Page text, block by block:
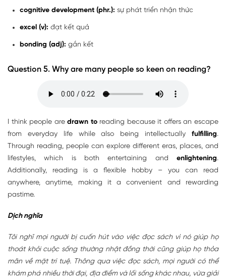
cognitive development (phr.): sự phát triển nhận thức
excel (v): đạt kết quả
bonding (adj): gắn kết
Question 5. Why are many people so keen on reading?
I think people aredrawn toreading because it offers an escape
from everyday life while also being intellectually fulfilling.
Through reading, people can explore different eras, places, and
lifestyles, which is both entertaining and enlightening.
Additionally, reading is a flexible hobby – you can read
anywhere, anytime, making it a convenient and rewarding
pastime.
Dịch nghĩa
Tôi nghĩ mọi người bị cuốn hút vào việc đọc sách vì nó giúp họ
thoát khỏi cuộc sống thường nhật đồng thời cũng giúp họ thỏa
mãn về mặt trí tuệ. Thông qua việc đọc sách, mọi người có thể
khám phá nhiều thời đại, địa điểm và lối sống khác nhau, vừa giải